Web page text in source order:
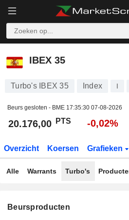
IBEX 35
IBEX 35
Turbo's IBEX 35 Index I
Beurs gesloten - BME 17:35:30 07-08-2026
20.176,00 PTS -0,02%
Overzicht Koersen Grafieken
Alle Warrants Turbo's
Beursproducten